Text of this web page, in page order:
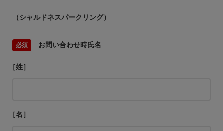
（シャルドネスパークリング）
お問い合わせ時氏名
［姓］
［名］